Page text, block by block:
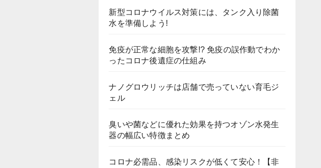
新型コロナウイルス対策には、タンク入り除菌
水を準備しよう!
免疫が正常な細胞を攻撃!? 免疫の誤作動でわか
ったコロナ後遺症の仕組み
ナノグロウリッチは店舗で売っていない育毛ジ
ェル
臭いや菌などに優れた効果を持つオゾン水発生
器の幅広い特徴まとめ
コロナ必需品、感染リスクが低くて安心！【非